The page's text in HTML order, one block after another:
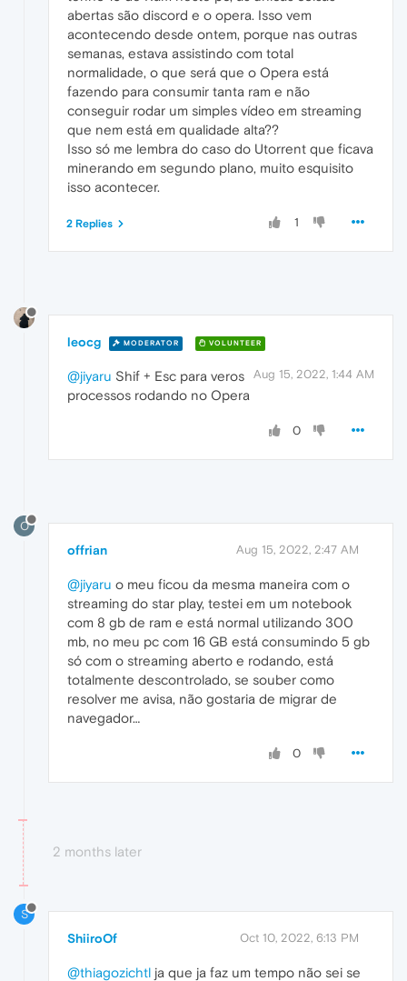
abertas são discord e o opera. Isso vem
acontecendo desde ontem, porque nas outras
semanas, estava assistindo com total
normalidade, o que será que o Opera está
fazendo para consumir tanta ram e não
conseguir rodar um simples vídeo em streaming
que nem está em qualidade alta??
Isso só me lembra do caso do Utorrent que ficava
minerando em segundo plano, muito esquisito
isso acontecer.
1
2 Replies
leocg MODERATOR VOLUNTEER
Aug 15, 2022, 1:44 AM
@jiyaru Shif + Esc para veros
processos rodando no Opera
0
O
offrian Aug 15, 2022, 2:47 AM
@jiyaru o meu ficou da mesma maneira com o
streaming do star play, testei em um notebook
com 8 gb de ram e está normal utilizando 300
mb, no meu pc com 16 GB está consumindo 5 gb
só com o streaming aberto e rodando, está
totalmente descontrolado, se souber como
resolver me avisa, não gostaria de migrar de
navegador…
0
2 months later
S
ShiiroOf Oct 10, 2022, 6:13 PM
@thiagozichtl ja que ja faz um tempo não sei se